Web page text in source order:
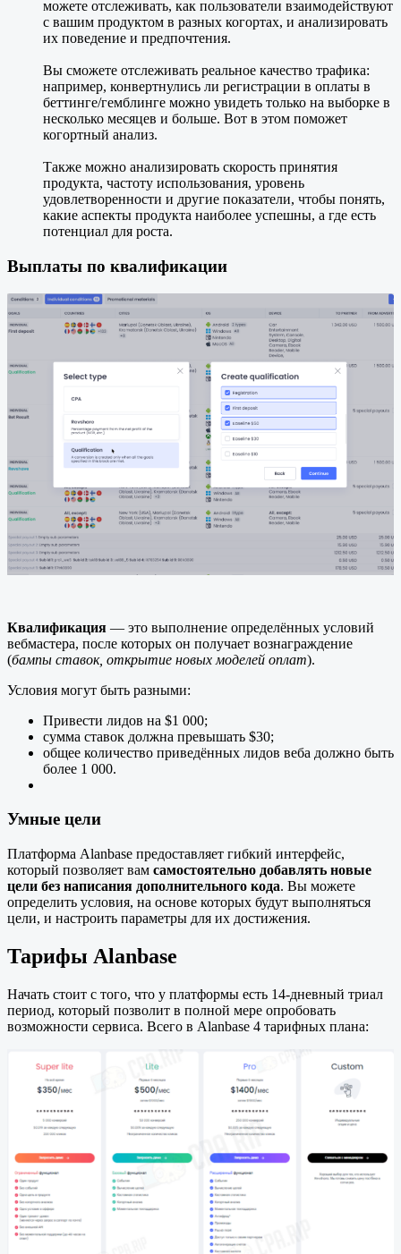
можете отслеживать, как пользователи взаимодействуют
с вашим продуктом в разных когортах, и анализировать
их поведение и предпочтения.
Вы сможете отслеживать реальное качество трафика:
например, конвертнулись ли регистрации в оплаты в
беттинге/гемблинге можно увидеть только на выборке в
несколько месяцев и больше. Вот в этом поможет
когортный анализ.
Также можно анализировать скорость принятия
продукта, частоту использования, уровень
удовлетворенности и другие показатели, чтобы понять,
какие аспекты продукта наиболее успешны, а где есть
потенциал для роста.
Выплаты по квалификации
Квалификация — это выполнение определённых условий
вебмастера, после которых он получает вознаграждение
(бампы ставок, открытие новых моделей оплат).
Условия могут быть разными:
Привести лидов на $1 000;
сумма ставок должна превышать $30;
общее количество приведённых лидов веба должно быть
более 1 000.
Умные цели
Платформа Alanbase предоставляет гибкий интерфейс,
который позволяет вам самостоятельно добавлять новые
цели без написания дополнительного кода. Вы можете
определить условия, на основе которых будут выполняться
цели, и настроить параметры для их достижения.
Тарифы Alanbase
Начать стоит с того, что у платформы есть 14-дневный триал
период, который позволит в полной мере опробовать
возможности сервиса. Всего в Alanbase 4 тарифных плана: